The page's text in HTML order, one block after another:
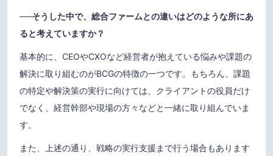
──そうした中で、総合ファームとの違いはどのような所にあ
ると考えていますか？
基本的に、CEOやCXOなど経営者が抱えている悩みや課題の
解決に取り組むのがBCGの特徴の一つです。もちろん、課題
の特定や解決策の実行に向けては、クライアントの役員だけ
でなく、経営幹部や現場の方々などと一緒に取り組んでいま
す。
また、上述の通り、戦略の実行支援まで行う場合もあります